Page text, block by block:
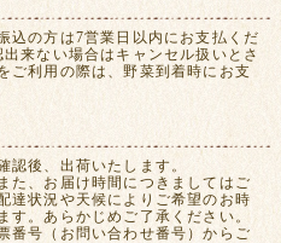
込の方は7営業日以内にお支払くだ
来ない場合はキャンセル扱いとさ
ご利用の際は、野菜到着時にお支
認後、出荷いたします。
た、お届け時間につきましてはご
達状況や天候によりご希望のお時
。あらかじめご了承ください。
番号（お問い合わせ番号）からご